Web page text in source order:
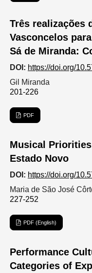
Três realizações
Vasconcelos
Sá de Miranda:
DOI: https://doi.org/
Gil Miranda
201-226
PDF
Musical
Estado Novo
DOI: https://doi.org/
Maria de São José
227-252
PDF (English)
Performance
Categories of